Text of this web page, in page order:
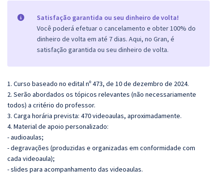
Satisfação garantida ou seu dinheiro de volta!
Você poderá efetuar o cancelamento e obter 100% do
dinheiro de volta em até 7 dias. Aqui, no Gran, é
satisfação garantida ou seu dinheiro de volta.
1. Curso baseado no edital nº 473, de 10 de dezembro de 2024.
2. Serão abordados os tópicos relevantes (não necessariamente
todos) a critério do professor.
3. Carga horária prevista: 470 videoaulas, aproximadamente.
4. Material de apoio personalizado:
- audioaulas;
- degravações (produzidas e organizadas em conformidade com
cada videoaula);
- slides para acompanhamento das videoaulas.